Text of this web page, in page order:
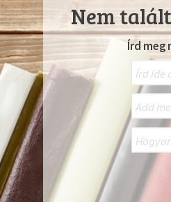
Nem
Írd meg